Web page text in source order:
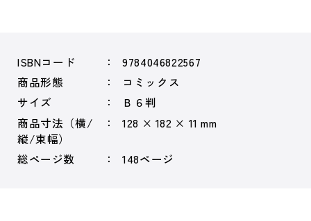
ISBNコード
9784046822567
商品形態
コミックス
サイズ
Ｂ６判
商品寸法（横/
縦/束幅）
128 × 182 × 11 mm
総ページ数 148ページ